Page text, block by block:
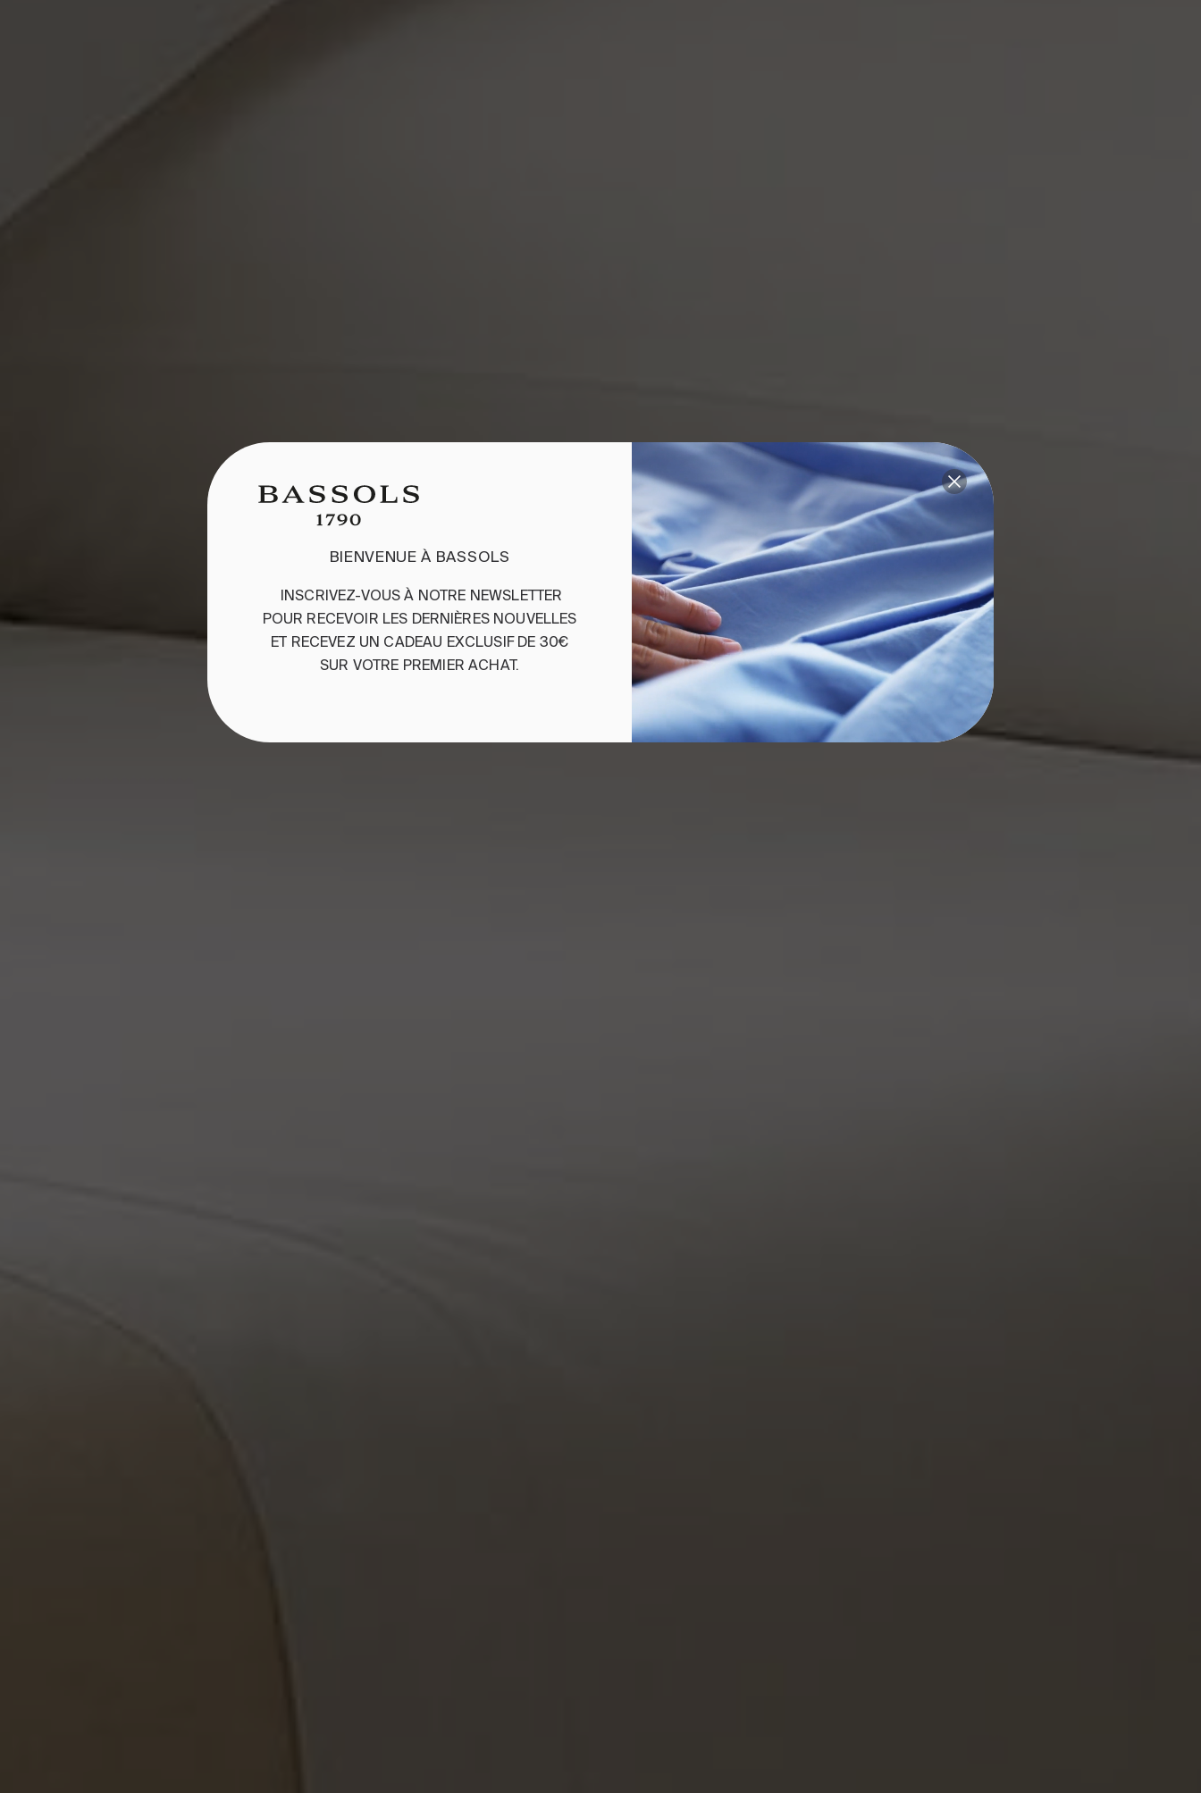
LE TISSU
BIENVENUE À BASSOLS
INSCRIVEZ-VOUS À NOTRE NEWSLETTER
POUR RECEVOIR LES DERNIÈRES NOUVELLES
ET
RECEVEZ UN CADEAU EXCLUSIFDE 30€
SUR VOTRE PREMIER ACHAT .